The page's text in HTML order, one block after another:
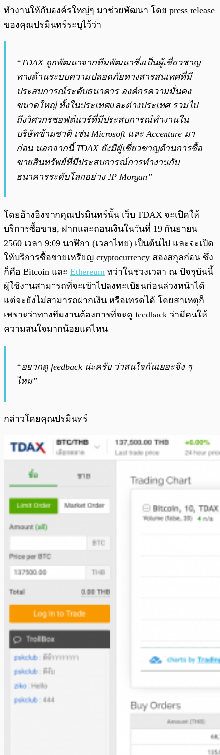
ทำงานให้กับองค์รใหญ่ๆ มาช่วยพัฒนา โดย press release
ของคุณปรมินทร์ระบุไว้ว่า
“TDAX ถูกพัฒนาจากทีมพัฒนาซึ่งเป็นผู้เชี่ยวชาญ
ทางด้านระบบความปลอดภัยทางสารสนเทศที่มี
ประสบการณ์ระดับธนาคาร องค์กรความมั่นคง
ขนาดใหญ่ ทั้งในประเทศและต่างประเทศ รวมไป
ถึงวิศวกรซอฟต์แวร์ที่มีประสบการณ์ทำงานใน
บริษัทข้ามชาติ เช่น Microsoft และ Accenture มา
ก่อน นอกจากนี้ TDAX ยังมีผู้เชี่ยวชาญด้านการซื้อ
ขายสินทรัพย์ที่มีประสบการณ์การทำงานกับ
ธนาคารระดับโลกอย่าง JP Morgan”
โดยอ้างอิงจากคุณปรมินทร์นั้น เว็บ TDAX จะเปิดให้
บริการซื้อขาย, ฝากและถอนเงินในวันที่ 19 กันยายน
2560 เวลา 9:09 นาฬิกา (เวลาไทย) เป็นต้นไป และจะเปิด
ให้บริการซื้อขายเหรียญ cryptocurrency สองสกุลก่อน ซึ่ง
ก็คือ Bitcoin และ Ethereum ทว่าในช่วงเวลา ณ ปัจจุบันนี้
ผู้ใช้งานสามารถที่จะเข้าไปลงทะเบียนก่อนล่วงหน้าได้
แต่จะยังไม่สามารถฝากเงิน หรือเทรดได้ โดยสาเหตุก็
เพราะว่าทางทีมงานต้องการที่จะดู feedback ว่ามีคนให้
ความสนใจมากน้อยแค่ไหน
“อยากดู feedback น่ะครับ ว่าสนใจกันเยอะจิง ๆ
ไหม”
กล่าวโดยคุณปรมินทร์